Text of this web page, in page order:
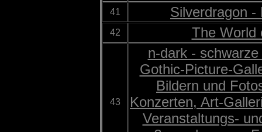
41 Silverdragon -
42 The World
43
n-dark -
Gothic-Picture-
Bildern und
Konzerten, Art-
Veranstaltungs-